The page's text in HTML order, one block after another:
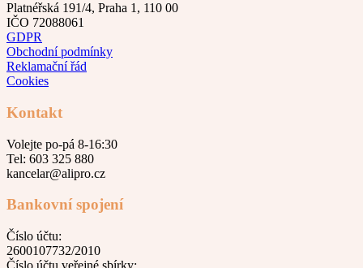
Platnéřská 191/4, Praha 1, 110 00
IČO 72088061
GDPR
Obchodní podmínky
Reklamační řád
Cookies
Kontakt
Volejte po-pá 8-16:30
Tel: 603 325 880
kancelar@alipro.cz
Bankovní spojení
Číslo účtu:
2600107732/2010